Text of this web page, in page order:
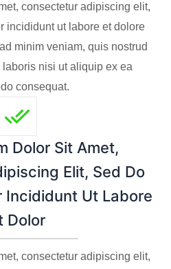
consectetur adipiscing elit,
incididunt ut labore et dolore
minim veniam, quis nostrud
nisi ut aliquip ex ea
consequat.
Dolor Sit Amet,
Elit, Sed Do
Incididunt Ut Labore
Dolor
consectetur adipiscing elit,